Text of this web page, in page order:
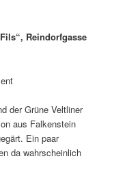
Reindorfgasse
der Grüne Veltliner
aus Falkenstein
Ein paar
da wahrscheinlich